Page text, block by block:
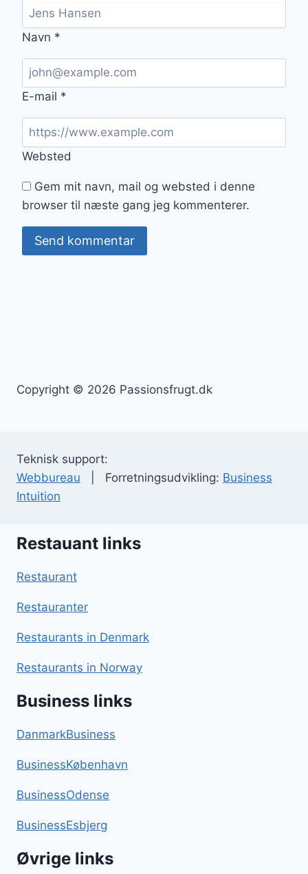
Navn *
E-mail *
Websted
Gem mit navn, mail og websted i denne
browser til næste gang jeg kommenterer.
Copyright © 2026 Passionsfrugt.dk
Teknisk support:
Webbureau | Forretningsudvikling: Business
Intuition
Restauant links
Restaurant
Restauranter
Restaurants in Denmark
Restaurants in Norway
Business links
DanmarkBusiness
BusinessKøbenhavn
BusinessOdense
BusinessEsbjerg
Øvrige links